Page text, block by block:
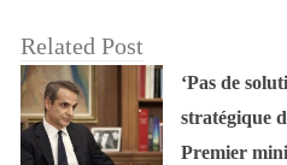
Related Post
‘Pas de
stratégique
Premier